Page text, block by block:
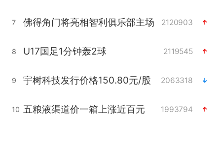
7 佛得角门将亮相智利俱乐部主场 2120903
8 U17国足1分钟轰2球 2119545
9 宇树科技发行价格150.80元/股 2063318
10 五粮液渠道价一箱上涨近百元 1993794